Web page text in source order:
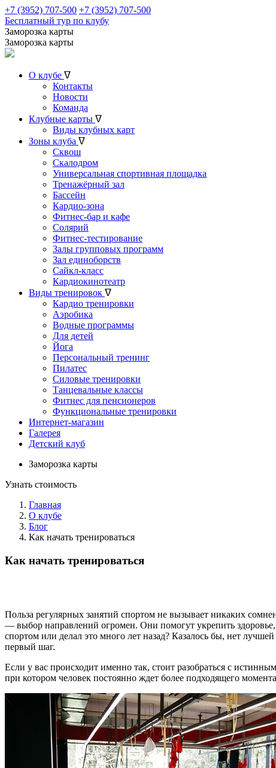
+7 (3952) 707-500 +7 (3952) 707-500
Бесплатный тур по клубу
Заморозка карты
Заморозка карты
О клубе ᐁ
Контакты
Новости
Команда
Клубные карты ᐁ
Виды клубных карт
Зоны клуба ᐁ
Сквош
Скалодром
Универсальная спортивная площадка
Тренажёрный зал
Бассейн
Кардио-зона
Фитнес-бар и кафе
Солярий
Фитнес-тестирование
Залы групповых программ
Зал единоборств
Сайкл-класс
Кардиокинотеатр
Виды тренировок ᐁ
Кардио тренировки
Аэробика
Водные программы
Для детей
Йога
Персональный тренинг
Пилатес
Силовые тренировки
Танцевальные классы
Фитнес для пенсионеров
Функциональные тренировки
Интернет-магазин
Галерея
Детский клуб
Заморозка карты
Узнать стоимость
Главная
О клубе
Блог
Как начать тренироваться
Как начать тренироваться
Польза регулярных занятий спортом не вызывает никаких
— выбор направлений огромен. Они помогут укрепить здоровье,
спортом или делал это много лет назад? Казалось бы, нет
первый шаг.
Если у вас происходит именно так, стоит разобраться с
при котором человек постоянно ждет более подходящего